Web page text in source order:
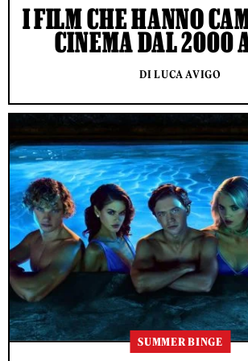
I FILM CHE HANNO
CINEMA DAL 2000
DI LUCA AVIGO
SUMMER BINGE